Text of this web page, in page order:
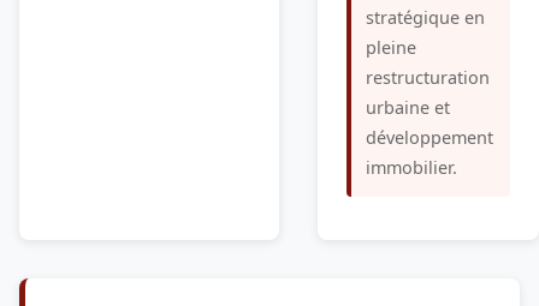
stratégique en
pleine
restructuration
urbaine et
développement
immobilier.